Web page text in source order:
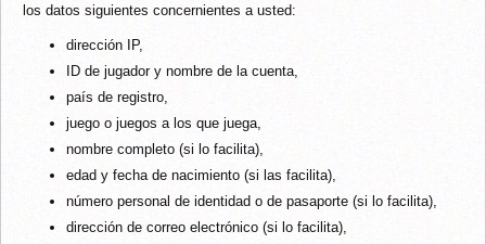
los datos siguientes concernientes a usted:
dirección IP,
ID de jugador y nombre de la cuenta,
país de registro,
juego o juegos a los que juega,
nombre completo (si lo facilita),
edad y fecha de nacimiento (si las facilita),
número personal de identidad o de pasaporte (si lo facilita),
dirección de correo electrónico (si lo facilita),